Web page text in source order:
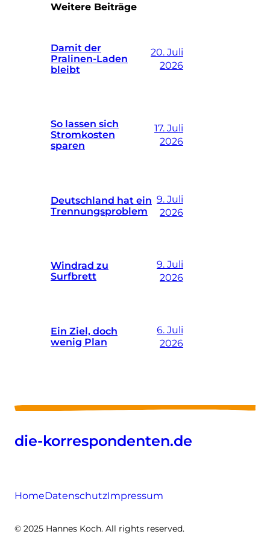
Weitere Beiträge
Damit der
Pralinen-Laden
bleibt
20. Juli
2026
So lassen sich
Stromkosten
sparen
17. Juli
2026
Deutschland hat ein
Trennungsproblem
9. Juli
2026
Windrad zu
Surfbrett
9. Juli
2026
Ein Ziel, doch
wenig Plan
6. Juli
2026
die-korrespondenten.de
HomeDatenschutzImpressum
© 2025 Hannes Koch. All rights reserved.